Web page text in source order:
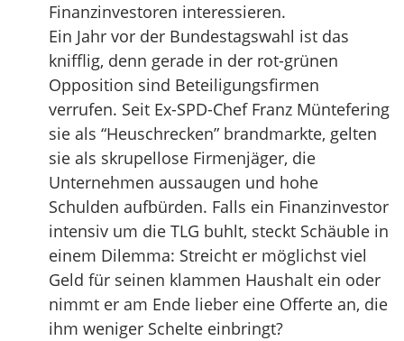
Finanzinvestoren interessieren.
Ein Jahr vor der Bundestagswahl ist das
knifflig, denn gerade in der rot-grünen
Opposition sind Beteiligungsfirmen
verrufen. Seit Ex-SPD-Chef Franz Müntefering
sie als “Heuschrecken” brandmarkte, gelten
sie als skrupellose Firmenjäger, die
Unternehmen aussaugen und hohe
Schulden aufbürden. Falls ein Finanzinvestor
intensiv um die TLG buhlt, steckt Schäuble in
einem Dilemma: Streicht er möglichst viel
Geld für seinen klammen Haushalt ein oder
nimmt er am Ende lieber eine Offerte an, die
ihm weniger Schelte einbringt?